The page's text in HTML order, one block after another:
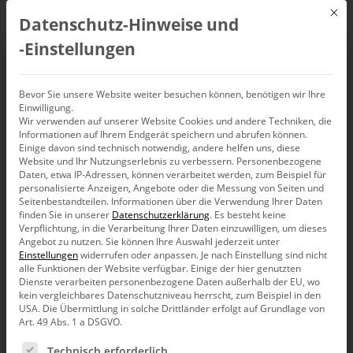
Dynamische Berichte
in relationalen
Modellen
Dynamische Berichte, die sich auf Kommando
anpassen? Mit dem neuen Release von DeltaMaster
kann man in relationalen Modellen noch einfacher
Berichte anlegen, die sich sogar während der
Präsentation variieren lassen.
Mit
Datenschutz-Hinweise und
‑Einstellungen
Bevor Sie unsere Website weiter besuchen können, benötigen wir Ihre
Einwilligung.
Wir verwenden auf unserer Website Cookies und andere Techniken, die
Informationen auf Ihrem Endgerät speichern und abrufen können.
Einige davon sind technisch notwendig, andere helfen uns, diese
Website und Ihr Nutzungserlebnis zu verbessern. Personenbezogene
Daten, etwa IP-Adressen, können verarbeitet werden, zum Beispiel für
personalisierte Anzeigen, Angebote oder die Messung von Seiten und
Seitenbestandteilen. Informationen über die Verwendung Ihrer Daten
finden Sie in unserer Datenschutzerklärung. Es besteht keine
Verpflichtung, in die Verarbeitung Ihrer Daten einzuwilligen, um dieses
Angebot zu nutzen.Sie können Ihre Auswahl jederzeit unter
Einstellungenwiderrufen oder anpassen. Je nach Einstellung sind nicht
alle Funktionen der Website verfügbar. Einige der hier genutzten
Dienste verarbeiten personenbezogene Daten außerhalb der EU, wo
kein vergleichbares Datenschutzniveau herrscht, zum Beispiel in den
USA. Die Übermittlung in solche Drittländer erfolgt auf Grundlage von
Art. 49 Abs. 1 a DSGVO.
Es folgt eine Liste der Service-Gruppen, für die eine